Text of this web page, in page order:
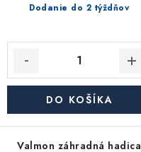
Dodanie do 2 týždňov
DO KOŠÍKA
Valmon záhradná hadica